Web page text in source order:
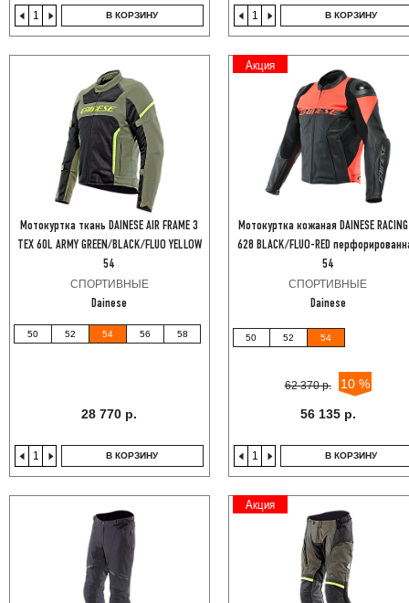
В КОРЗИНУ В КОРЗИНУ
Мотокуртка ткань DAINESE AIR FRAME 3
TEX 60L ARMY GREEN/BLACK/FLUO YELLOW
54
СПОРТИВНЫЕ
Dainese
50 52 54 56 58
28 770 р.
В КОРЗИНУ
Акция
Мотокуртка кожаная DAINESE
628 BLACK/FLUO-RED
54
СПОРТИВНЫЕ
Dainese
50 52 54
62 370 р. 10 %
56 135 р.
В КОРЗИНУ
Акция